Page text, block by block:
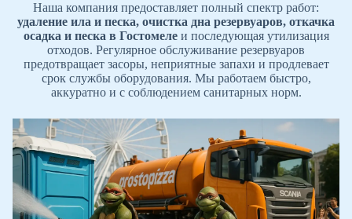
Наша компания предоставляет полный спектр работ:
удаление ила и песка, очистка дна резервуаров, откачка
осадка и песка в Гостомелеи последующая утилизация
отходов. Регулярное обслуживание резервуаров
предотвращает засоры, неприятные запахи и продлевает
срок службы оборудования. Мы работаем быстро,
аккуратно и с соблюдением санитарных норм.